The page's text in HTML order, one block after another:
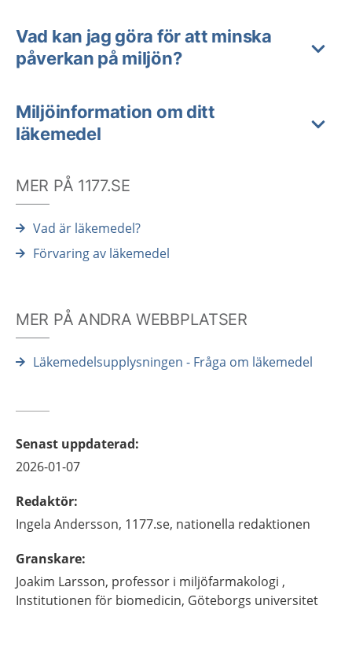
Vad kan jag göra för att minska
påverkan på miljön?
Miljöinformation om ditt
läkemedel
MER PÅ 1177.SE
Vad är läkemedel?
Förvaring av läkemedel
MER PÅ ANDRA WEBBPLATSER
Läkemedelsupplysningen - Fråga om läkemedel
Senast uppdaterad:
2026-01-07
Redaktör:
Ingela Andersson, 1177.se, nationella redaktionen
Granskare:
Joakim Larsson, professor i miljöfarmakologi ,
Institutionen för biomedicin, Göteborgs universitet